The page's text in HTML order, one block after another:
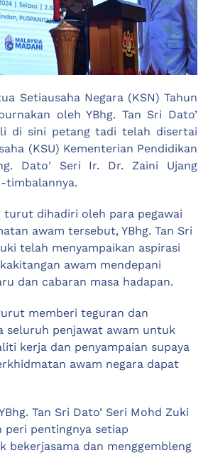
Setiausaha Negara (KSN) Tahun
oleh YBhg. Tan Sri Dato’
di sini petang tadi telah disertai
(KSU) Kementerian Pendidikan
Dato' Seri Ir. Dr. Zaini Ujang
timbalannya.
turut dihadiri oleh para pegawai
awam tersebut, YBhg. Tan Sri
telah menyampaikan aspirasi
awam mendepani
dan cabaran masa hadapan.
memberi teguran dan
seluruh penjawat awam untuk
kerja dan penyampaian supaya
awam negara dapat
Tan Sri Dato’ Seri Mohd Zuki
peri pentingnya setiap
bekerjasama dan menggembleng